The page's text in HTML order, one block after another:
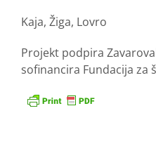
Kaja, Žiga, Lovro
Projekt podpira
sofinancira Fundacija za